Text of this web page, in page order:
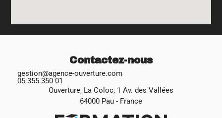
Contactez-nous
gestion@agence-ouverture.com
05 355 350 01
Ouverture, La Coloc, 1 Av. des Vallées
64000 Pau - France